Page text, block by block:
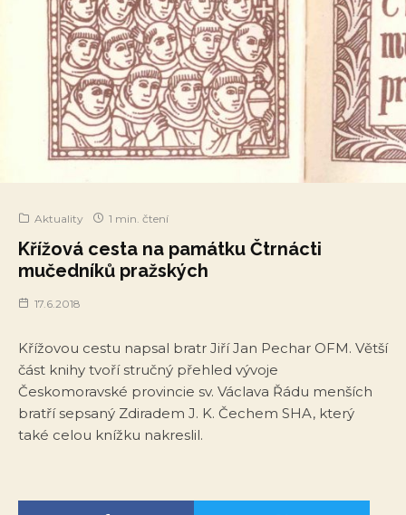
Aktuality 1 min. čtení
Křížová cesta na památku Čtrnácti
mučedníků pražských
17.6.2018
Křížovou cestu napsal bratr Jiří Jan Pechar OFM. Větší
část knihy tvoří stručný přehled vývoje
Českomoravské provincie sv. Václava Řádu menších
bratří sepsaný Zdiradem J. K. Čechem SHA, který
také celou knížku nakreslil.